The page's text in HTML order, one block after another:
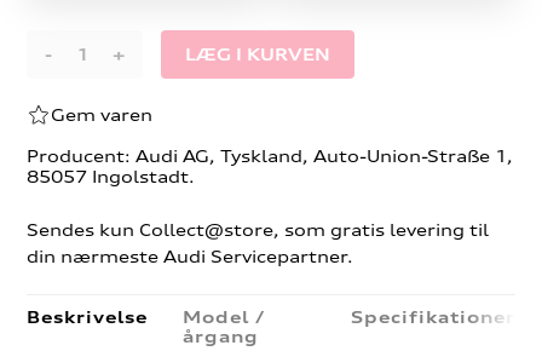
- +
Gem varen
Producent: Audi AG, Tyskland, Auto-Union-Straße 1,
85057 Ingolstadt.
Sendes kun Collect@store, som gratis levering til
din nærmeste Audi Servicepartner.
Beskrivelse
Model /
årgang
Specifikationer